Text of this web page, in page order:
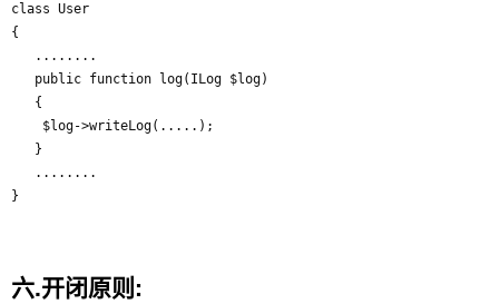
class User
{
   ........
   public function log(ILog $log)
   {
   }
   ........
六.开闭原则: